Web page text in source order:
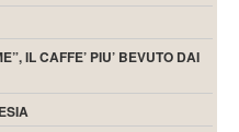
IL CAFFE’ PIU’ BEVUTO DAI